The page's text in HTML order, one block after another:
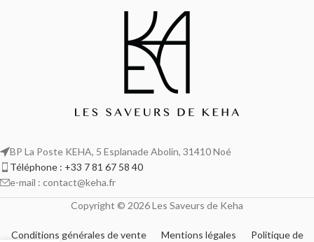
BP La Poste KEHA, 5 Esplanade Abolin, 31410 Noé
Téléphone : +33 7 81 67 58 40
e-mail : contact@keha.fr
Copyright © 2026 Les Saveurs de Keha
Conditions générales de vente Mentions légales Politique de